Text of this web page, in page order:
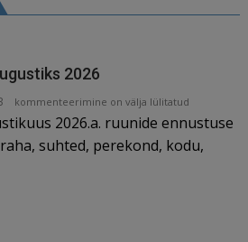
2026
Ruunide
ennustus
augustiks
kommenteerimine on välja lülitatud
2026.a. ruunide ennustuse
suhted, perekond, kodu,